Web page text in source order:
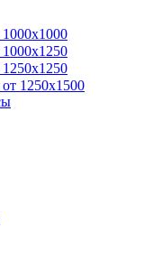
1250х1500